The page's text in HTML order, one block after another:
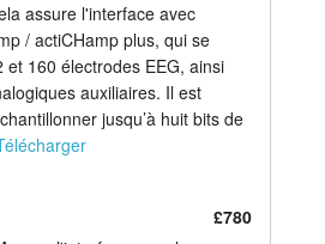
assure l'interface avec
/ actiCHamp plus, qui se
160 électrodes EEG, ainsi
auxiliaires. Il est
jusqu’à huit bits de
£780